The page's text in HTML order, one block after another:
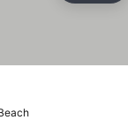
hinnat